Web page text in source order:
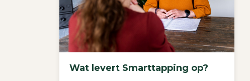
Wat levert Smarttapping op?